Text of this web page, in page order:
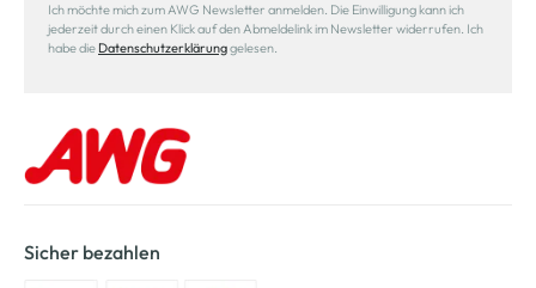
Ich möchte mich zum AWG Newsletter anmelden. Die Einwilligung kann ich
jederzeit durch einen Klick auf den Abmeldelink im Newsletter widerrufen. Ich
habe die Datenschutzerklärunggelesen.
Sicher bezahlen